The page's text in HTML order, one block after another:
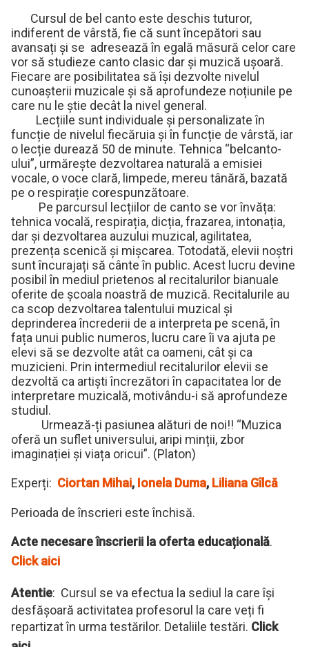
Cursul de bel canto este deschis tuturor,
indiferent de vârstă, fie că sunt începători sau
avansați și se adresează în egală măsură celor care
vor să studieze canto clasic dar și muzică ușoară.
Fiecare are posibilitatea să își dezvolte nivelul
cunoașterii muzicale și să aprofundeze noțiunile pe
care nu le știe decât la nivel general.
Lecțiile sunt individuale și personalizate în
funcție de nivelul fiecăruia și în funcție de vârstă, iar
o lecție durează 50 de minute. Tehnica “belcanto-
ului”, urmărește dezvoltarea naturală a emisiei
vocale, o voce clară, limpede, mereu tânără, bazată
pe o respirație corespunzătoare.
Pe parcursul lecțiilor de canto se vor învăța:
tehnica vocală, respirația, dicția, frazarea, intonația,
dar și dezvoltarea auzului muzical, agilitatea,
prezența scenică și mișcarea. Totodată, elevii noștri
sunt încurajați să cânte în public. Acest lucru devine
posibil în mediul prietenos al recitalurilor bianuale
oferite de școala noastră de muzică. Recitalurile au
ca scop dezvoltarea talentului muzical și
deprinderea încrederii de a interpreta pe scenă, în
fața unui public numeros, lucru care îi va ajuta pe
elevi să se dezvolte atât ca oameni, cât și ca
muzicieni. Prin intermediul recitalurilor elevii se
dezvoltă ca artiști încrezători în capacitatea lor de
interpretare muzicală, motivându-i să aprofundeze
studiul.
Urmează-ți pasiunea alături de noi!! “Muzica
oferă un suflet universului, aripi minții, zbor
imaginației și viața oricui”. (Platon)
Experți: Ciortan Mihai, Ionela Duma, Liliana Gîlcă
Perioada de înscrieri este închisă.
Acte necesare înscrierii la oferta educațională.
Click aici
Atentie: Cursul se va efectua la sediul la care își
desfășoară activitatea profesorul la care veți fi
repartizat în urma testărilor. Detaliile testări. Click